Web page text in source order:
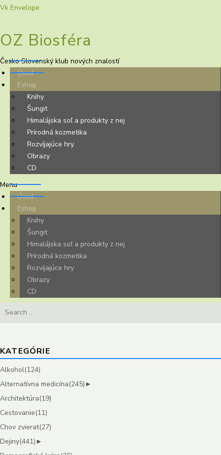
Vk Envelope
OZ Biosféra
Česko Slovenský klub nových znalostí
Úvod
Eshop
Knihy
Šungit
Himalájska soľ a produkty z nej
Prírodná kozmetika
Rozvíjajúce hry
Obrazy
CD
Menu
Úvod
Eshop
Knihy
Šungit
Himalájska soľ a produkty z nej
Prírodná kozmetika
Rozvíjajúce hry
Obrazy
CD
Search
KATEGÓRIE
Alkohol(124)
Alternatívna medicína(245)►
Architektúra(19)
Cestovanie(11)
Chov zvierat(27)
Dejiny(441)►